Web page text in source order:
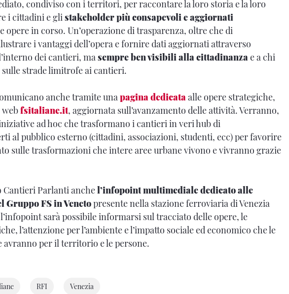
condiviso con i territori, per raccontare la loro storia e la loro
i cittadini e glistakeholder più consapevoli e aggiornati
opere in corso. Un’operazione di trasparenza, oltre che di
i vantaggi dell’opera e fornire dati aggiornati attraverso
dei cantieri, masempre ben visibili alla cittadinanzae a chi
strade limitrofe ai cantieri.
anche tramite unapagina dedicataalle opere strategiche,
fsitaliane.it, aggiornata sull’avanzamento delle attività. Verranno,
ad hoc che trasformano i cantieri in veri hub di
al pubblico esterno (cittadini, associazioni, studenti, ecc) per favorire
sulle trasformazioni che intere aree urbane vivono e vivranno grazie
Cantieri Parlanti anchel’infopoint multimediale dedicato alle
FS in Venetopresente nella stazione ferroviaria di Venezia
sarà possibile informarsi sul tracciato delle opere, le
l’attenzione per l’ambiente e l’impatto sociale ed economico che le
per il territorio e le persone.
RFI Venezia